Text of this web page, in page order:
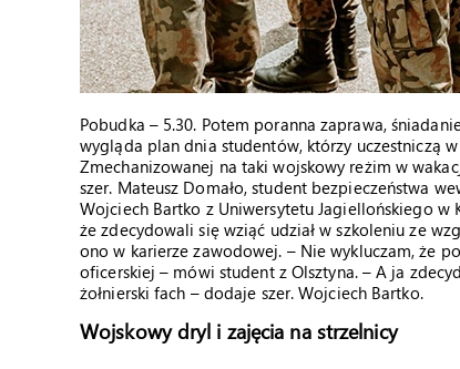
Pobudka – 5.30. Potem poranna zaprawa,
wygląda plan dnia studentów, którzy uczestniczą
Zmechanizowanej na taki wojskowy reżim w
szer. Mateusz Domało, student bezpieczeństwa
Wojciech Bartko z Uniwersytetu Jagiellońskiego
że zdecydowali się wziąć udział w szkoleniu ze
ono w karierze zawodowej. – Nie wykluczam, że
oficerskiej – mówi student z Olsztyna. – A ja
żołnierski fach – dodaje szer. Wojciech Bartko.
Wojskowy dryl i zajęcia na strzelnicy